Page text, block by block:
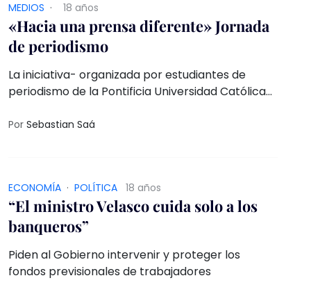
MEDIOS · 18 años
«Hacia una prensa diferente» Jornada
de periodismo
La iniciativa- organizada por estudiantes de
periodismo de la Pontificia Universidad Católica
de “Difamadores”; Bruno Sommer, director de “El
Por Sebastian Saá
ECONOMÍ­A · POLÍTICA 18 años
“El ministro Velasco cuida solo a los
banqueros”
Piden al Gobierno intervenir y proteger los
fondos previsionales de trabajadores